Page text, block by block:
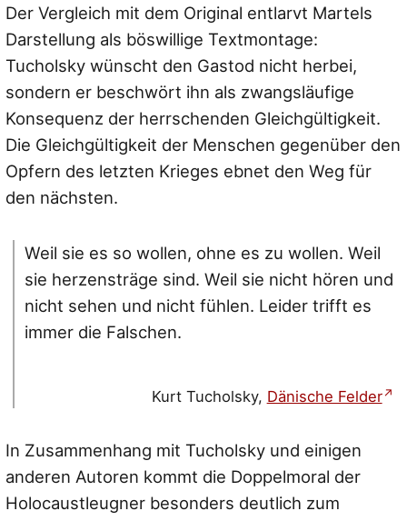
Der Vergleich mit dem Original entlarvt Martels
Darstellung als böswillige Textmontage:
Tucholsky wünscht den Gastod nicht herbei,
sondern er beschwört ihn als zwangsläufige
Konsequenz der herrschenden Gleichgültigkeit.
Die Gleichgültigkeit der Menschen gegenüber den
Opfern des letzten Krieges ebnet den Weg für
den nächsten.
Weil sie es so wollen, ohne es zu wollen. Weil
sie herzensträge sind. Weil sie nicht hören und
nicht sehen und nicht fühlen. Leider trifft es
immer die Falschen.
Kurt Tucholsky, Dänische Felder
In Zusammenhang mit Tucholsky und einigen
anderen Autoren kommt die Doppelmoral der
Holocaustleugner besonders deutlich zum